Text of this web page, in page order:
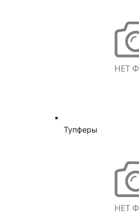
Тупферы